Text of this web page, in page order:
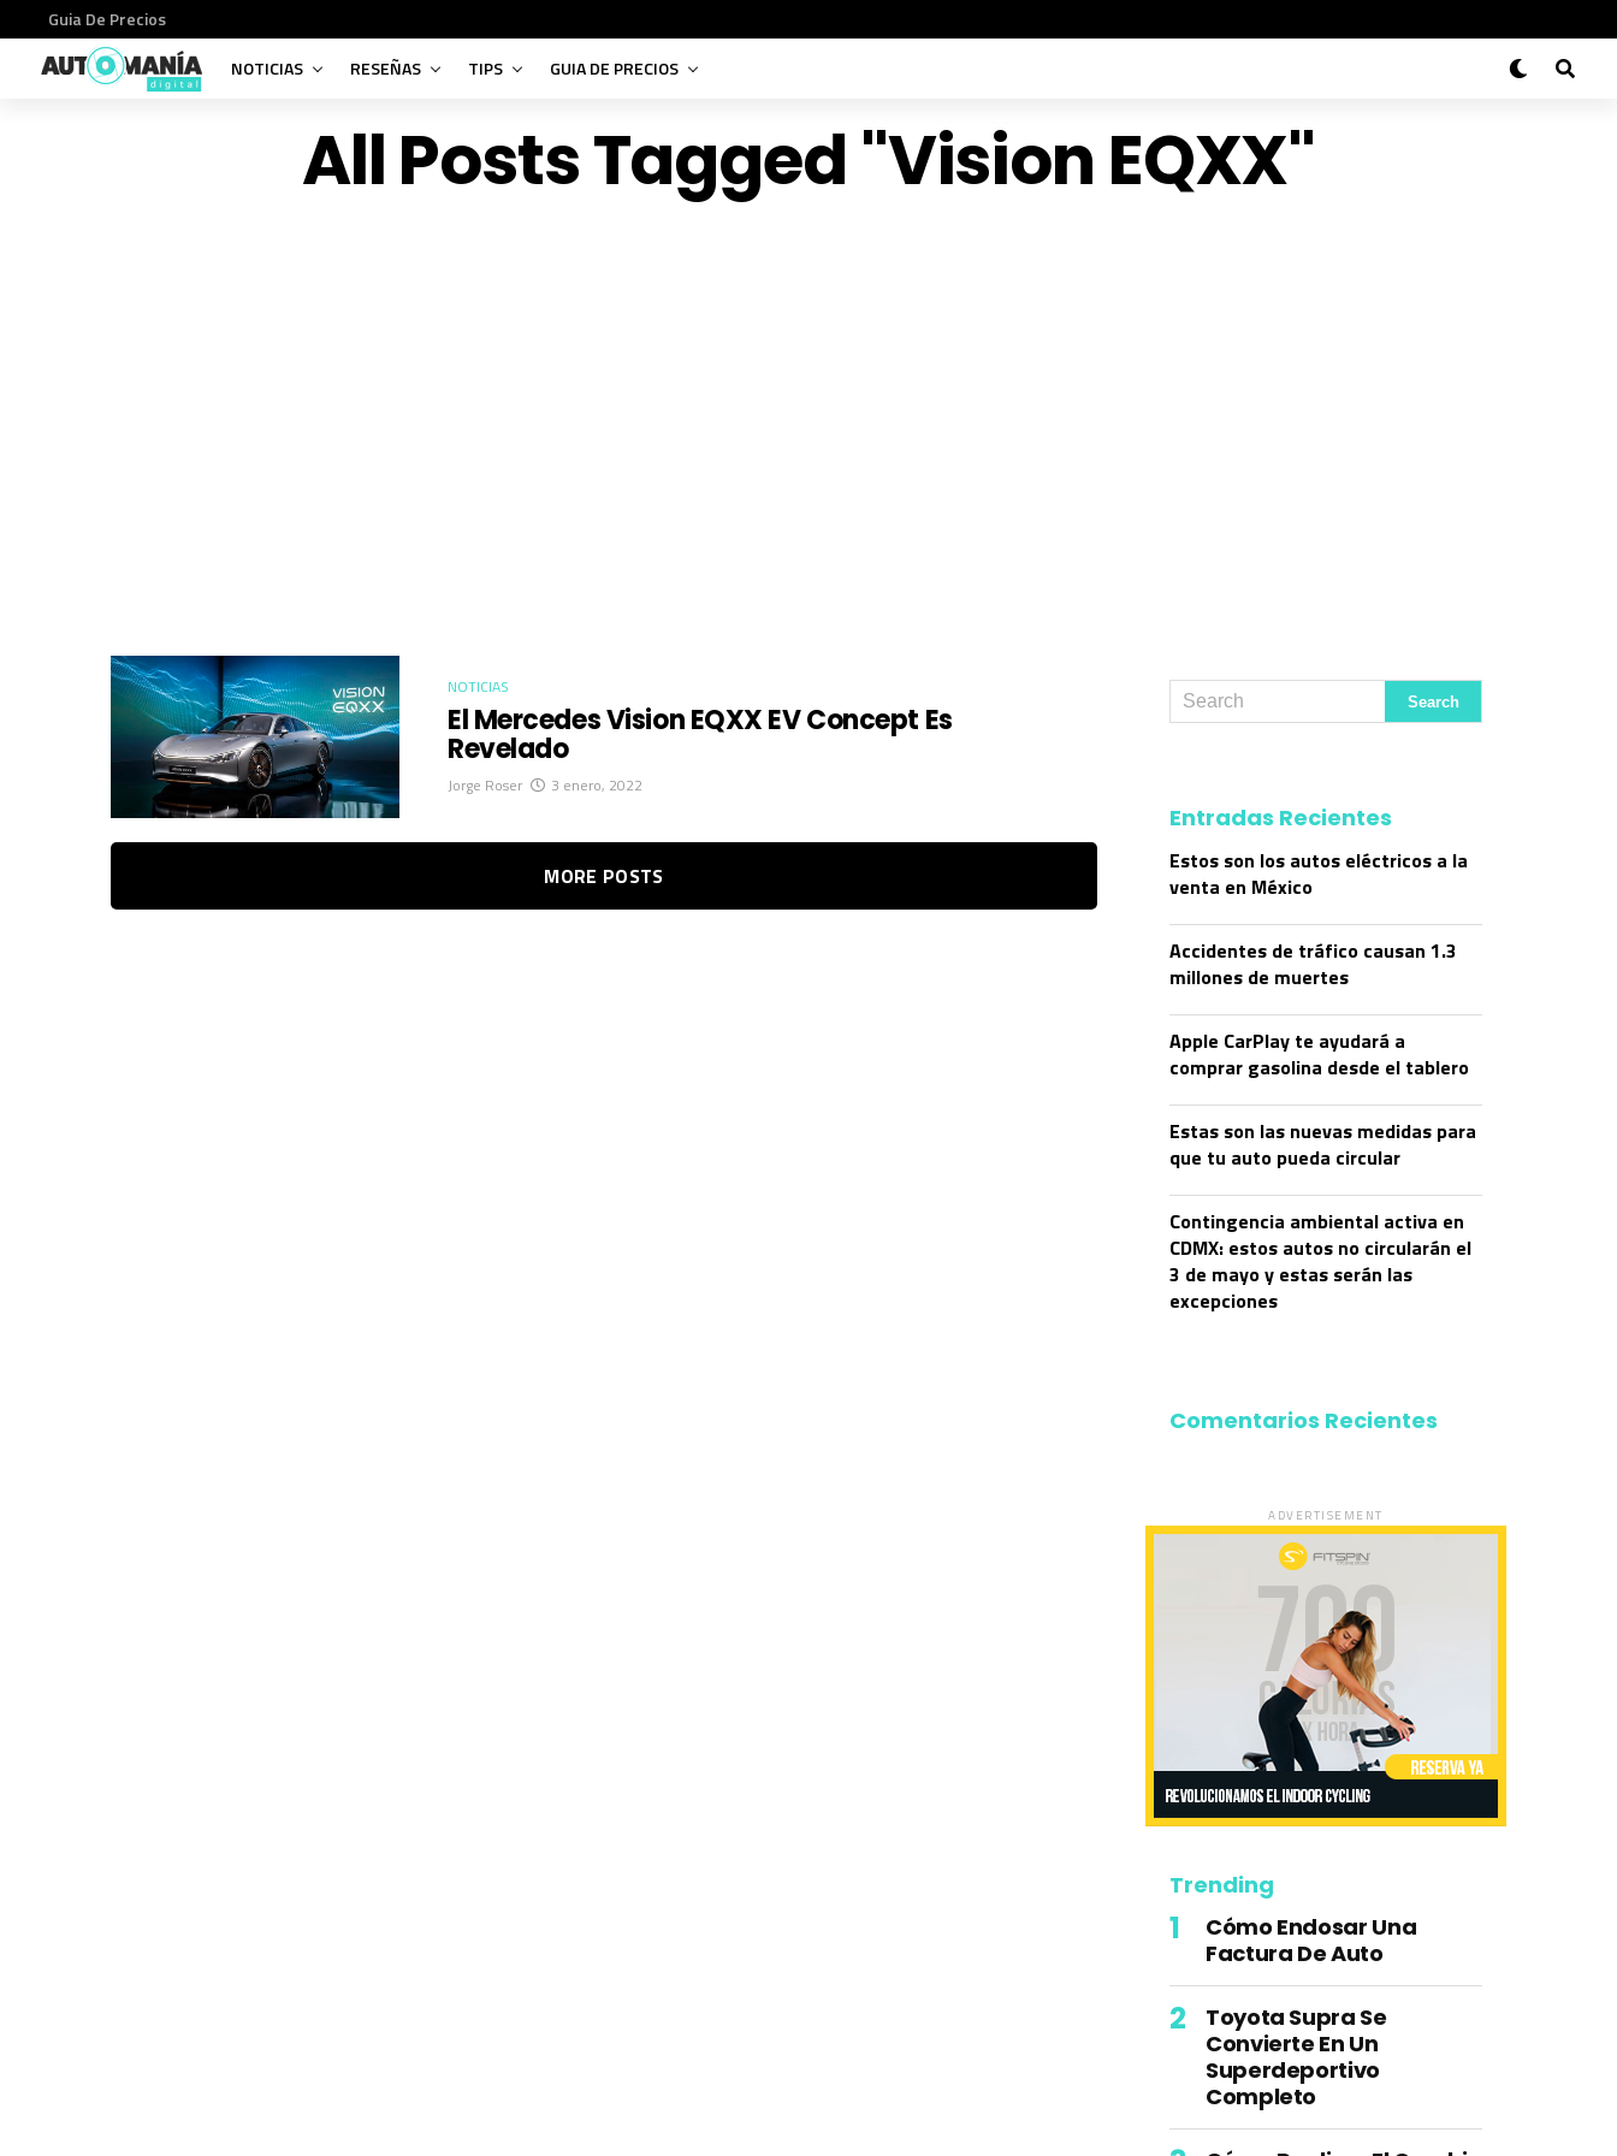
Guia De Precios
NOTICIAS
RESEÑAS TIPS GUIA DE PRECIOS
All Posts Tagged "Vision EQXX"
NOTICIAS
El Mercedes Vision EQXX EV Concept Es
Revelado
Jorge Roser 3 enero, 2022
MORE POSTS
Entradas Recientes
Estos son los autos eléctricos a la
venta en México
Accidentes de tráfico causan 1.3
millones de muertes
Apple CarPlay te ayudará a
comprar gasolina desde el tablero
Estas son las nuevas medidas para
que tu auto pueda circular
Contingencia ambiental activa en
CDMX: estos autos no circularán el
3 de mayo y estas serán las
excepciones
Comentarios Recientes
ADVERTISEMENT
Trending
Cómo Endosar Una
Factura De Auto
Toyota Supra Se
Convierte En Un
Superdeportivo
Completo